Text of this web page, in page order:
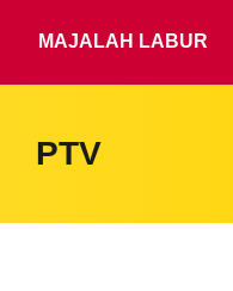
MAJALAH LABUR
PTV